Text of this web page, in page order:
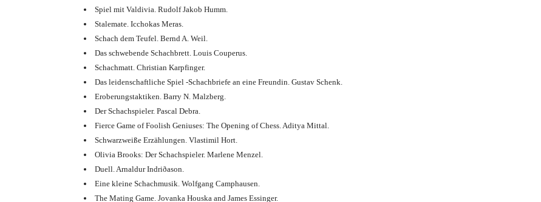
Spiel mit Valdivia. Rudolf Jakob Humm.
Stalemate. Icchokas Meras.
Schach dem Teufel. Bernd A. Weil.
Das schwebende Schachbrett. Louis Couperus.
Schachmatt. Christian Karpfinger.
Das leidenschaftliche Spiel -Schachbriefe an eine Freundin. Gustav Schenk.
Eroberungstaktiken. Barry N. Malzberg.
Der Schachspieler. Pascal Debra.
Fierce Game of Foolish Geniuses: The Opening of Chess. Aditya Mittal.
Schwarzweiße Erzählungen. Vlastimil Hort.
Olivia Brooks: Der Schachspieler. Marlene Menzel.
Duell. Arnaldur Indriðason.
Eine kleine Schachmusik. Wolfgang Camphausen.
The Mating Game. Jovanka Houska and James Essinger.